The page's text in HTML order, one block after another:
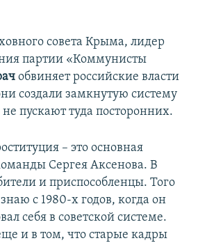
совета Крыма, лидер
партии «Коммунисты
обвиняет российские власти
создали замкнутую систему
пускают туда посторонних.
– это основная
Сергея Аксенова. В
и приспособленцы. Того
с 1980-х годов, когда он
себя в советской системе.
и в том, что старые кадры